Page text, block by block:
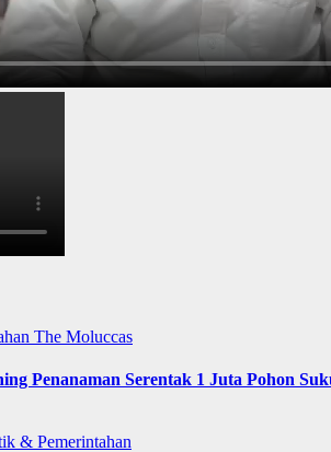
The Moluccas
Penanaman Serentak 1 Juta Pohon
& Pemerintahan